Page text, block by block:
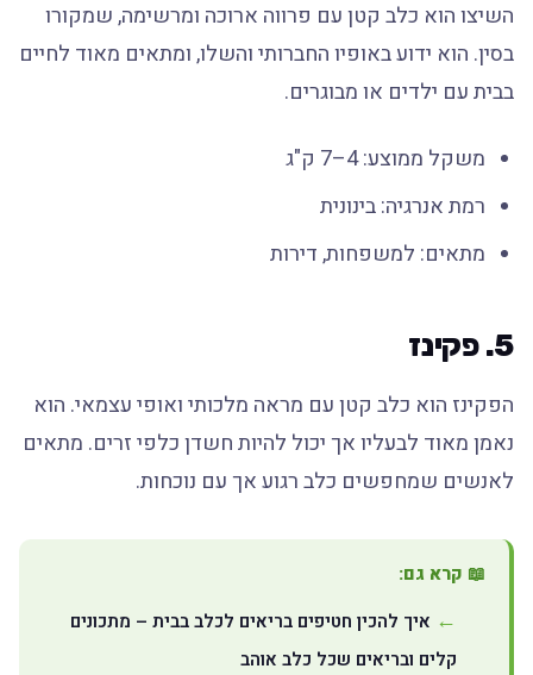
השיצו הוא כלב קטן עם פרווה ארוכה ומרשימה, שמקורו
בסין. הוא ידוע באופיו החברותי והשלו, ומתאים מאוד לחיים
בבית עם ילדים או מבוגרים.
משקל ממוצע: 4–7 ק"ג
רמת אנרגיה: בינונית
מתאים: למשפחות, דירות
5. פקינז
הפקינז הוא כלב קטן עם מראה מלכותי ואופי עצמאי. הוא
נאמן מאוד לבעליו אך יכול להיות חשדן כלפי זרים. מתאים
לאנשים שמחפשים כלב רגוע אך עם נוכחות.
📖 קרא גם:
איך להכין חטיפים בריאים לכלב בבית – מתכונים
קלים ובריאים שכל כלב אוהב